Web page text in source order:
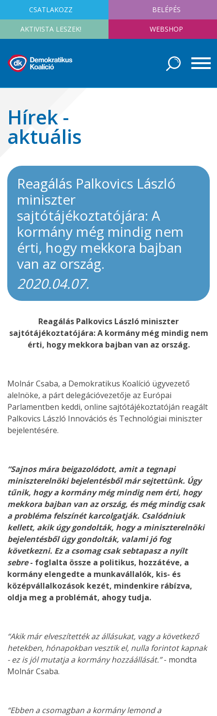
CSATLAKOZZ BELÉPÉS
AKTIVISTA LESZEK! WEBSHOP
Hírek -
aktuális
Reagálás Palkovics László
miniszter
sajtótájékoztatójára: A
kormány még mindig nem
érti, hogy mekkora bajban
van az ország.
2020.04.07.
Reagálás Palkovics László miniszter
sajtótájékoztatójára: A kormány még mindig nem
érti, hogy mekkora bajban van az ország.
Molnár Csaba, a Demokratikus Koalíció ügyvezető
alelnöke, a párt delegációvezetője az Európai
Parlamentben keddi, online sajtótájékoztatóján reagált
Palkovics László Innovációs és Technológiai miniszter
bejelentésére.
“Sajnos mára beigazolódott, amit a tegnapi
miniszterelnöki bejelentésből már sejtettünk. Úgy
tűnik, hogy a kormány még mindig nem érti, hogy
mekkora bajban van az ország, és még mindig csak
a probléma felszínét karcolgatják. Csalódniuk
kellett, akik úgy gondolták, hogy a miniszterelnöki
bejelentésből úgy gondolták, valami jó fog
következni. Ez a csomag csak sebtapasz a nyílt
sebre- foglalta össze a politikus, hozzátéve, a
kormány elengedte a munkavállalók, kis- és
középvállalkozások kezét, mindenkire rábízva,
oldja meg a problémát, ahogy tudja.
“Akik már elveszítették az állásukat, vagy a következő
hetekben, hónapokban vesztik el, nulla forintot kapnak
- ez is jól mutatja a kormány hozzáállását.”- mondta
Molnár Csaba.
“Ebben a csomagban a kormány lemond a